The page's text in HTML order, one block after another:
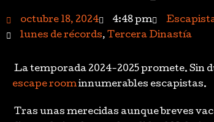
octubre 18, 2024 4:48 pm
lunes de récords, Tercera Dinastía
La temporada 2024-2025 promete. Sin
escape roominnumerables escapistas.
Tras unas merecidas aunque breves